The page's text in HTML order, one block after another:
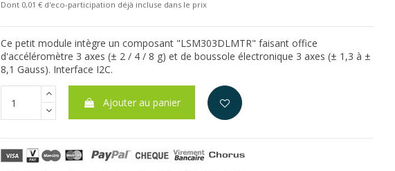
Dont 0,01 € d'eco-participation déjà incluse dans le prix
Ce petit module intègre un composant "LSM303DLMTR" faisant office
d'accéléromètre 3 axes (± 2 / 4 / 8 g) et de boussole électronique 3 axes (± 1,3 à ±
8,1 Gauss). Interface I2C.
Ajouter au panier